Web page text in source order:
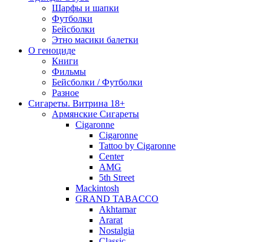
Шарфы и шапки
Футболки
Бейсболки
Этно масики балетки
О геноциде
Книги
Фильмы
Бейсболки / Футболки
Разное
Сигареты. Витрина 18+
Армянские Сигареты
Cigaronne
Cigaronne
Tattoo by Cigaronne
Center
AMG
5th Street
Mackintosh
GRAND TABACCO
Akhtamar
Ararat
Nostalgia